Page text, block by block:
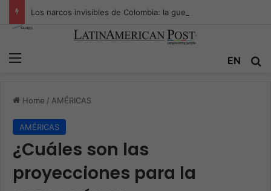
EN
Home / AMÉRICAS
AMÉRICAS
¿Cuáles son las
proyecciones para la